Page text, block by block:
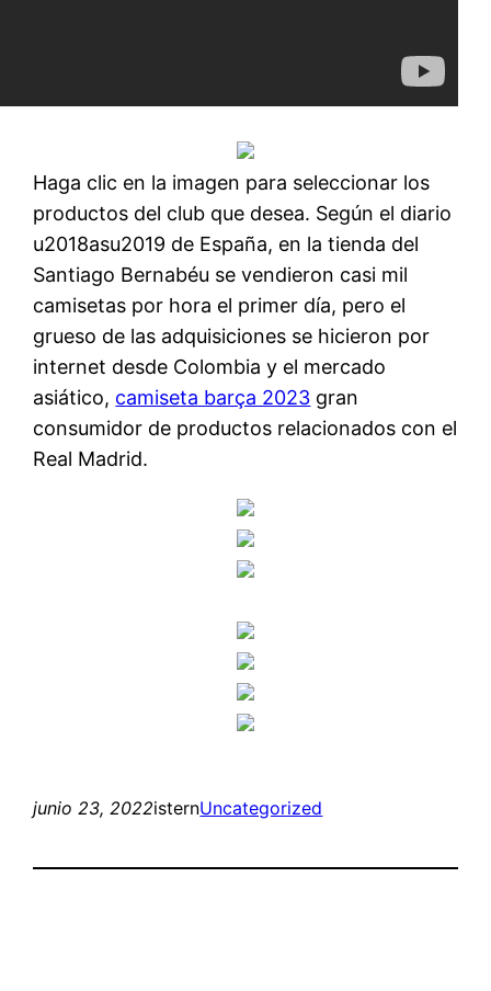
Haga clic en la imagen para seleccionar los
productos del club que desea. Según el diario
u2018asu2019 de España, en la tienda del
Santiago Bernabéu se vendieron casi mil
camisetas por hora el primer día, pero el
grueso de las adquisiciones se hicieron por
internet desde Colombia y el mercado
asiático, camiseta barça 2023 gran
consumidor de productos relacionados con el
Real Madrid.
junio 23, 2022isternUncategorized